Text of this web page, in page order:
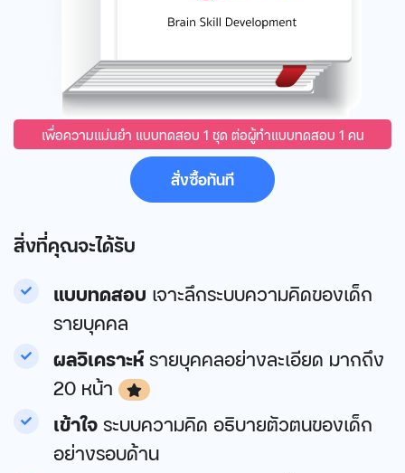
สิ่งที่คุณจะได้รับ
แบบทดสอบ เจาะลึกระบบความคิดของเด็ก
รายบุคคล
ผลวิเคราะห์ รายบุคคลอย่างละเอียด มากถึง
20 หน้า
เข้าใจ ระบบความคิด อธิบายตัวตนของเด็ก
อย่างรอบด้าน
เพื่อความแม่นยำ แบบทดสอบ 1 ชุด ต่อผู้ทำแบบทดสอบ 1 คน
สั่งซื้อทันที